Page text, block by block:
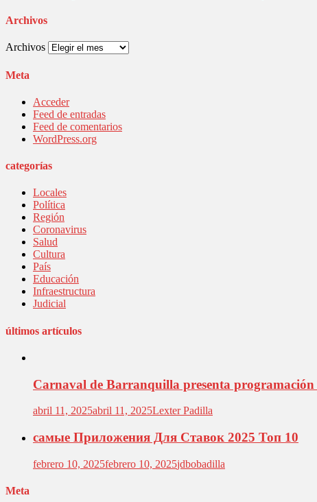
Archivos
Archivos
Meta
Acceder
Feed de entradas
Feed de comentarios
WordPress.org
categorías
Locales
Política
Región
Coronavirus
Salud
Cultura
País
Educación
Infraestructura
Judicial
últimos artículos
Carnaval de Barranquilla presenta programación
abril 11, 2025abril 11, 2025Lexter Padilla
самые Приложения Для Ставок 2025 Топ 10
febrero 10, 2025febrero 10, 2025jdbobadilla
Meta